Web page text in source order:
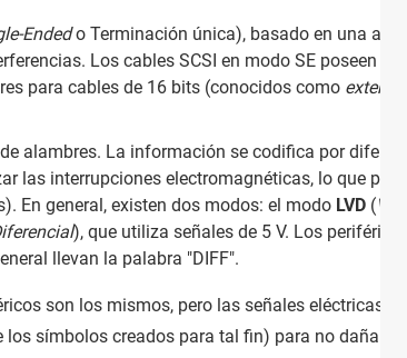
Endedo Terminación única), basado en una
Los cables SCSI en modo SE poseen 8
para cables de 16 bits (conocidos como
alambres. La información se codifica por
las interrupciones electromagnéticas, lo que
En general, existen dos modos: el modo LVD (
), que utiliza señales de 5 V. Los
llevan la palabra "DIFF".
son los mismos, pero las señales eléctricas
símbolos creados para tal fin) para no dañarlos.